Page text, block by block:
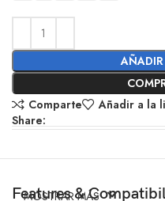
Comparte
Añadir a la
Share:
Features &
MOSTRAR MÁS